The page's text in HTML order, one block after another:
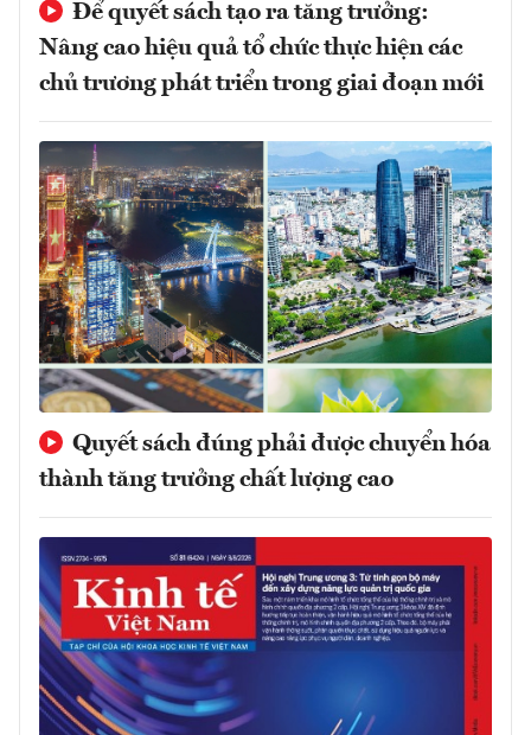
Để quyết sách tạo ra tăng trưởng:
Nâng cao hiệu quả tổ chức thực hiện các
chủ trương phát triển trong giai đoạn mới
Quyết sách đúng phải được chuyển hóa
thành tăng trưởng chất lượng cao